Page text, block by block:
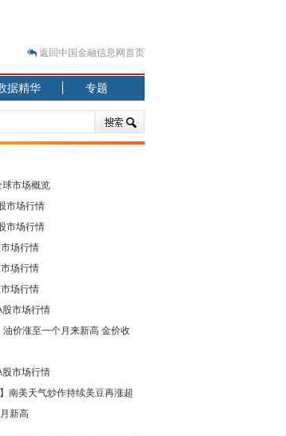
返回中国金融信息网首页
据精华 专题
市场概览
市场行情
市场行情
场行情
场行情
场行情
市场行情
油价涨至一个月来新高 金价收
市场行情
南美天气炒作持续美豆再涨超
新高